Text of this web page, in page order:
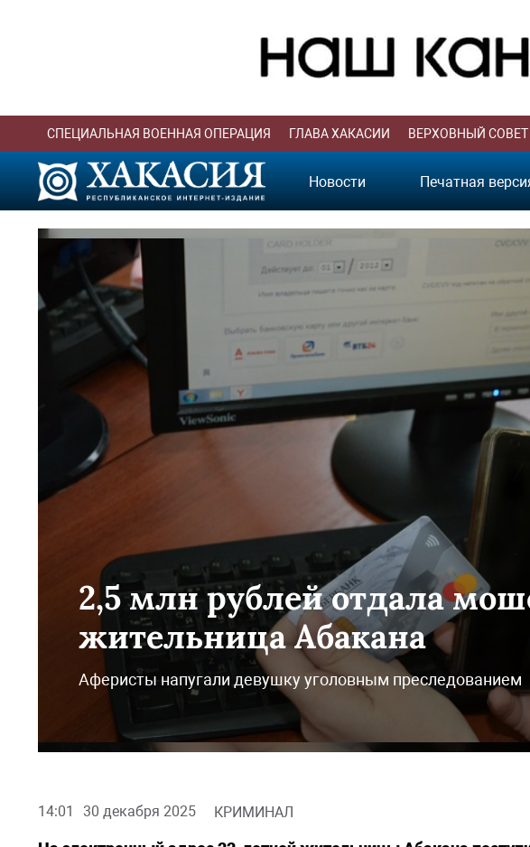
СПЕЦИАЛЬНАЯ ВОЕННАЯ ОПЕРАЦИЯ ГЛАВА ХАКАСИИ ВЕРХОВНЫЙ СОВЕТ
Новости Печатная
2,5 млн рублей отдала
жительница Абакана
Аферисты напугали девушку уголовным преследованием
14:01 30 декабря 2025 КРИМИНАЛ